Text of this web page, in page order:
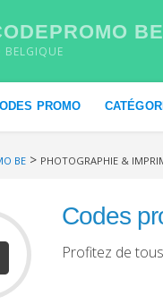
BE
BELGIQUE
PROMO
BE > PHOTOGRAPHIE &
Codes
Profitez de